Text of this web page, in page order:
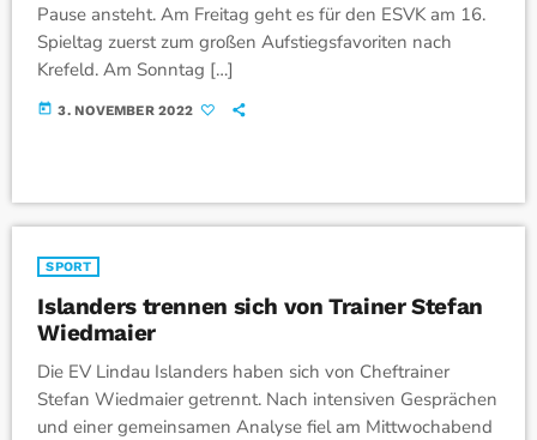
Pause ansteht. Am Freitag geht es für den ESVK am 16.
Spieltag zuerst zum großen Aufstiegsfavoriten nach
Krefeld. Am Sonntag […]
today 3. NOVEMBER 2022
SPORT
Islanders trennen sich von Trainer Stefan
Wiedmaier
Die EV Lindau Islanders haben sich von Cheftrainer
Stefan Wiedmaier getrennt. Nach intensiven Gesprächen
und einer gemeinsamen Analyse fiel am Mittwochabend